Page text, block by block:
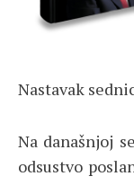
Nastavak
Na današnjoj
odsustvo